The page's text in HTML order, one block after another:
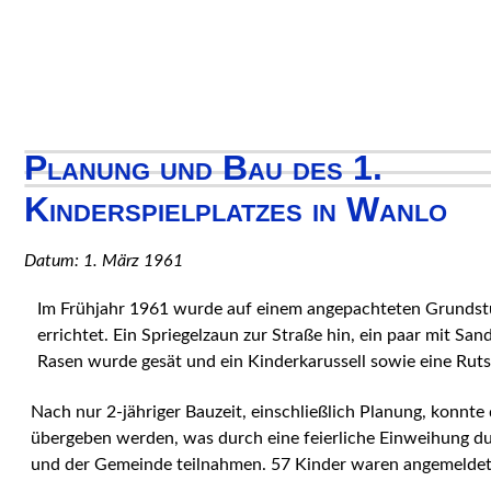
Planung und Bau des 1.
Kinderspielplatzes in Wanlo
Datum: 1. März 1961
Im Frühjahr 1961 wurde auf einem angepachteten
errichtet. Ein Spriegelzaun zur Straße hin, ein paar mit
Rasen wurde gesät und ein Kinderkarussell sowie eine
Nach nur 2-jähriger Bauzeit, einschließlich Planung,
übergeben werden, was durch eine feierliche Einweihung
und der Gemeinde teilnahmen. 57 Kinder waren